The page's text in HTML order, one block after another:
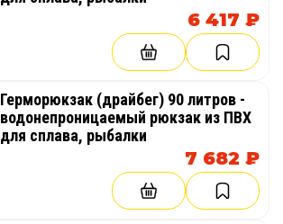
6 417 ₽
Герморюкзак (драйбег) 90 литров -
водонепроницаемый рюкзак из ПВХ
для сплава, рыбалки
7 682 ₽